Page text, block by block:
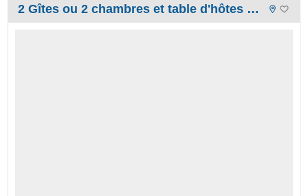
2 Gîtes ou 2 chambres et table d'hôtes Chez adé guadeloupe